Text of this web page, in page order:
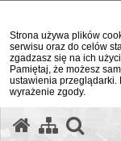
Strona używa plików
serwisu oraz do celów
zgadzasz się na ich
Pamiętaj, że możesz
ustawienia przeglądarki.
wyrażenie zgody.